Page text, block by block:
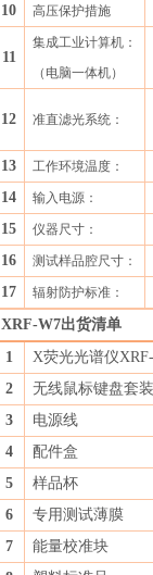
10 高压保护措施
11
集成工业计算机：
（电脑一体机）
12 准直滤光系统：
13 工作环境温度：
14 输入电源：
15 仪器尺寸：
16 测试样品腔尺寸：
17 辐射防护标准：
XRF-W7出货清单
1
X荧光光谱仪
2
无线鼠标键盘套装
3
电源线
4
配件盒
5
样品杯
6
专用测试薄膜
7
能量校准块